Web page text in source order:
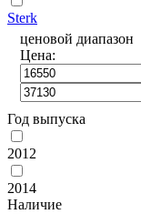
Sterk
ценовой диапазон
Цена:
Год выпуска
2012
2014
Наличие